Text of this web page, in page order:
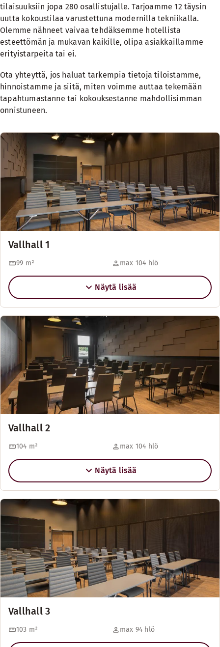
tilaisuuksiin jopa 280 osallistujalle. Tarjoamme 12 täysin
uutta kokoustilaa varustettuna modernilla tekniikalla.
Olemme nähneet vaivaa tehdäksemme hotellista
esteettömän ja mukavan kaikille, olipa asiakkaillamme
erityistarpeita tai ei.
Ota yhteyttä, jos haluat tarkempia tietoja tiloistamme,
hinnoistamme ja siitä, miten voimme auttaa tekemään
tapahtumastanne tai kokouksestanne mahdollisimman
onnistuneen.
Vallhall 1
99 m² max 104 hlö
Näytä lisää
Vallhall 2
104 m² max 104 hlö
Näytä lisää
Vallhall 3
103 m² max 94 hlö